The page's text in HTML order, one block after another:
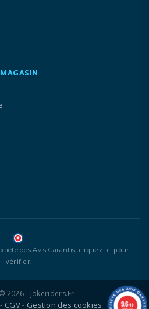
des Avis Garantis, cliquez ici pour
vérifier.
2026 - Jokeriders.fr
- CGV- Gestion des cookies 9.6/10